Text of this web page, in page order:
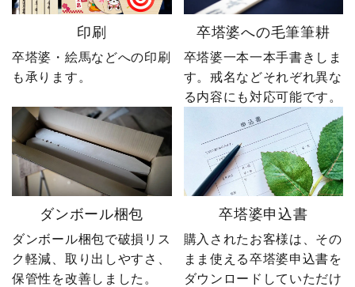
印刷
卒塔婆・絵馬などへの印刷
も承ります。
卒塔婆への毛筆筆耕
卒塔婆一本一本手書きしま
す。戒名などそれぞれ異な
る内容にも対応可能です。
ダンボール梱包
ダンボール梱包で破損リス
ク軽減、取り出しやすさ、
保管性を改善しました。
卒塔婆申込書
購入されたお客様は、その
まま使える卒塔婆申込書を
ダウンロードしていただけ